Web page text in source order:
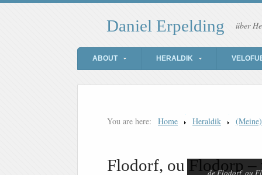
Daniel Erpelding über
ABOUT HERALDIK
You are here: Home Heraldik
Flodorf, ou Flodorp –